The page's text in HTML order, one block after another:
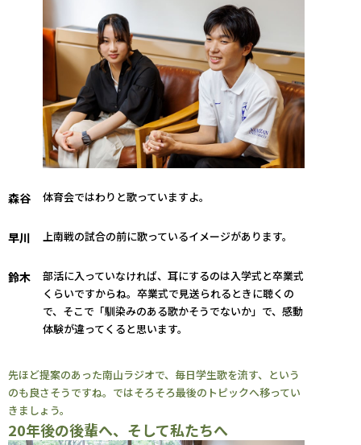
森谷 体育会ではわりと歌っていますよ。
早川 上南戦の試合の前に歌っているイメージがあります。
鈴木
部活に入っていなければ、耳にするのは入学式と卒業式
くらいですからね。卒業式で見送られるときに聴くの
で、そこで「馴染みのある歌かそうでないか」で、感動
体験が違ってくると思います。
先ほど提案のあった南山ラジオで、毎日学生歌を流す、という
のも良さそうですね。ではそろそろ最後のトピックへ移ってい
きましょう。
20年後の後輩へ、そして私たちへ